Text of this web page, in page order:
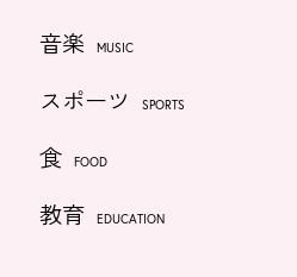
音楽 MUSIC
スポーツ SPORTS
食 FOOD
教育 EDUCATION